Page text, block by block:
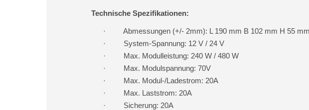
Technische Spezifikationen:
·
Abmessungen (+/- 2mm): L 190 mm B 102 mm H 55 mm
·
System-Spannung: 12 V / 24 V
·
Max. Modulleistung: 240 W / 480 W
·
Max. Modulspannung: 70V
·
Max. Modul-/Ladestrom: 20A
·
Max. Laststrom: 20A
·
Sicherung: 20A